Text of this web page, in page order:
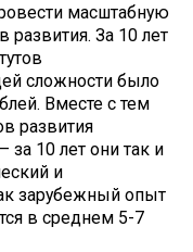
масштабную
развития. За 10 лет
сложности было
Вместе с тем
развития
за 10 лет они так и
и
зарубежный опыт
в среднем 5-7